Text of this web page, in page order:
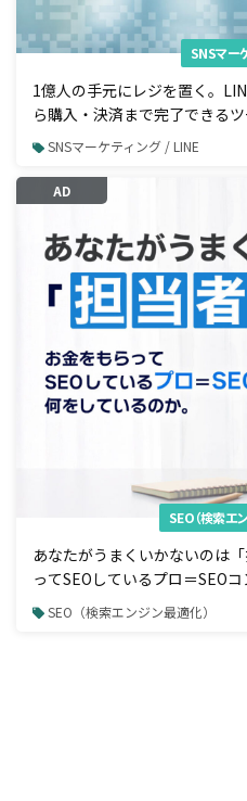
SNSマー
1億人の手元にレジを置く。
ら購入・決済まで完了できる
SNSマーケティング / LINE
AD
SEO（検索エ
あなたがうまくいかないのは
ってSEOしているプロ＝SEO
SEO（検索エンジン最適化）